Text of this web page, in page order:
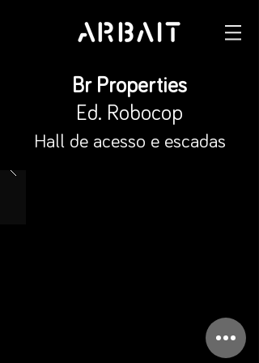
Br Properties
Ed. Robocop
Hall de acesso e escadas